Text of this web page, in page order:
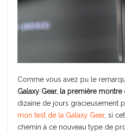
Comme vous avez pu le
Galaxy Gear, la première
dizaine de jours gracieusement
mon test de la Galaxy Gear, si
chemin à ce nouveau type de